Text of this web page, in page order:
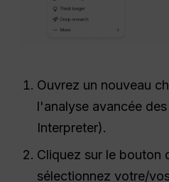
Ouvrez un nouveau
l'analyse avancée
Interpreter).
Cliquez sur le bouton
sélectionnez votre/